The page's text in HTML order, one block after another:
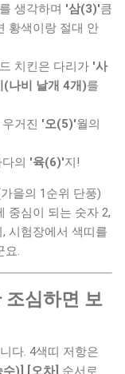
생각하며 '삼(3)'큼
황색이랑 절대 안
치킨은 다리가 '사
(나비 날개 4개)를
거진 '오(5)'월의
의 '육(6)'지!
을의 1순위 단풍)
중심이 되는 숫자 2,
시험장에서 색띠를
요.
조심하면 보
다. 4색띠 저항은
)] [오차] 순서로